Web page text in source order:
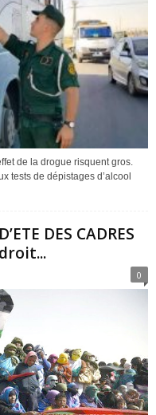
de la drogue risquent gros.
tests de dépistages d’alcool
DES CADRES
0